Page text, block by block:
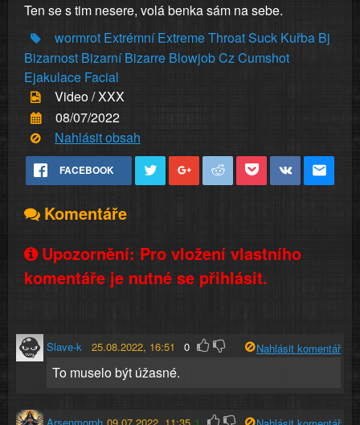
Ten se s tim nesere, volá benka sám na sebe.
wormrot Extrémní ExtremeThroatSuck Kuřba Bj
Bizarnost Bizarní Bizarre BlowjobCzCumshot
Ejakulace Facial
Video / XXX
08/07/2022
Nahlásit obsah
FACEBOOK
Komentáře
Upozornění: Pro vložení vlastního
komentáře je nutné se přihlásit.
Slave-k 25.08.2022, 16:51 0 Nahlásit komentář
To muselo být úžasné.
Arsenmorph 09.07.2022, 11:35 1